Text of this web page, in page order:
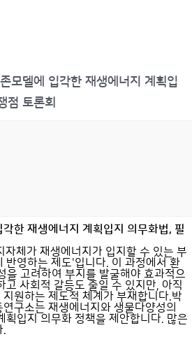
모델에 입각한 재생에너지 계획입
점 토론회
한 재생에너지 계획입지 의무화법, 필
자체가 재생에너지가 입지할 수 있는 부
반영하는 제도'입니다. 이 과정에서 환
을 고려하여 부지를 발굴해야 효과적으
고 사회적 갈등도 줄일 수 있지만, 아직
원하는 제도적 체계가 부재합니다.박
구소는 재생에너지와 생물다양성의
획입지 의무화 정책을 제안합니다. 많은
.